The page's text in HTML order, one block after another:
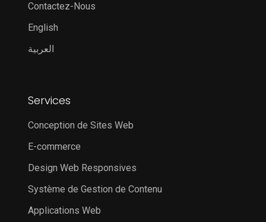
Contactez-Nous
English
العربية
Services
Conception de Sites Web
E-commerce
Design Web Responsives
Système de Gestion de Contenu
Applications Web